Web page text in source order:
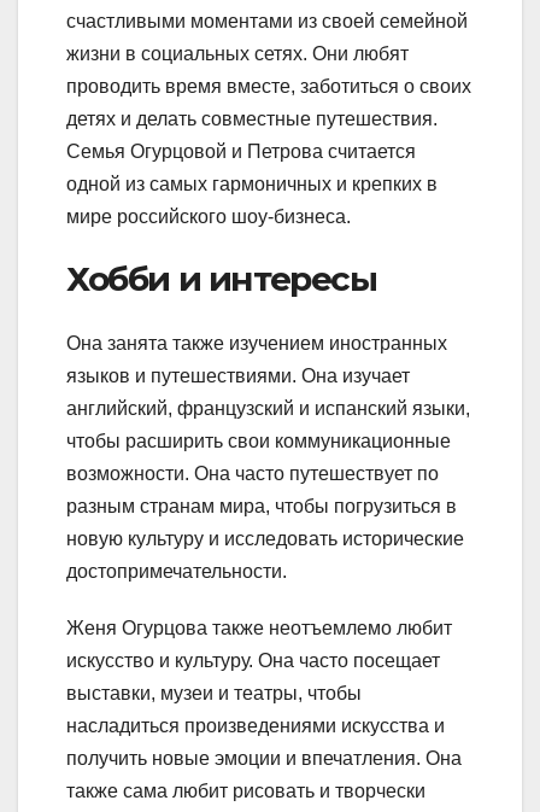
счастливыми моментами из своей семейной
жизни в социальных сетях. Они любят
проводить время вместе, заботиться о своих
детях и делать совместные путешествия.
Семья Огурцовой и Петрова считается
одной из самых гармоничных и крепких в
мире российского шоу-бизнеса.
Хобби и интересы
Она занята также изучением иностранных
языков и путешествиями. Она изучает
английский, французский и испанский языки,
чтобы расширить свои коммуникационные
возможности. Она часто путешествует по
разным странам мира, чтобы погрузиться в
новую культуру и исследовать исторические
достопримечательности.
Женя Огурцова также неотъемлемо любит
искусство и культуру. Она часто посещает
выставки, музеи и театры, чтобы
насладиться произведениями искусства и
получить новые эмоции и впечатления. Она
также сама любит рисовать и творчески